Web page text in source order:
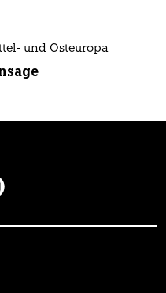
und Osteuropa